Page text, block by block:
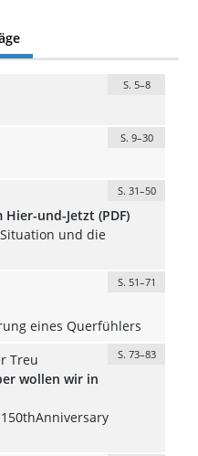
S. 5–8
S. 9–30
S. 31–50
und-Jetzt (PDF)
und die
S. 51–71
eines Querfühlers
Treu
S. 73–83
wollen wir in